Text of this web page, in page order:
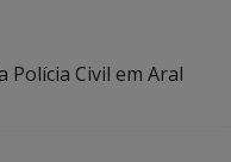
Civil em Aral